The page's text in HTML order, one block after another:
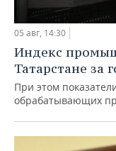
05 авг, 14:30
Индекс
Татарстане за
При этом
обрабатывающих